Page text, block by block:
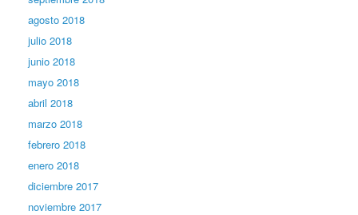
agosto 2018
julio 2018
junio 2018
mayo 2018
abril 2018
marzo 2018
febrero 2018
enero 2018
diciembre 2017
noviembre 2017